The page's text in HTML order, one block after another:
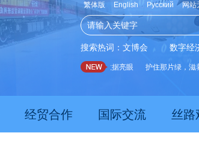
繁体版 English Русский 网站
搜索热词： 文博会 数字经
甘肃上半年新质生产力发展数据亮眼 护住那片绿，滋养
经贸合作 国际交流 丝路